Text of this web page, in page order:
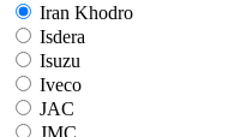
Iran Khodro
Isdera
Isuzu
Iveco
JAC
JMC